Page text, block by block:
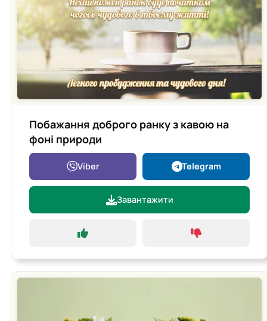
Побажання доброго ранку з кавою на
фоні природи
Viber Telegram
Завантажити